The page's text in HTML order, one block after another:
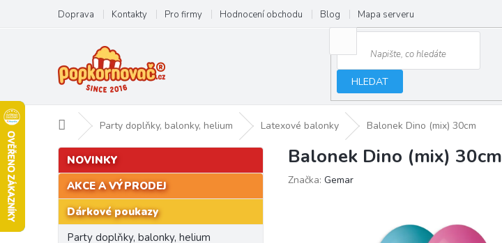
obsah
Doprava Kontakty Pro firmy Hodnocení obchodu Blog Mapa serveru
HLEDAT
Domů Party doplňky, balonky, helium Latexové balonky Balonek Dino (mix) 30cm
P
o
t
Přeskočit
kategorie
NOVINKY
AKCE A VÝPRODEJ
Dárkové poukazy
Party doplňky, balonky, helium
Balonek Dino (mix) 30cm
Značka: Gemar